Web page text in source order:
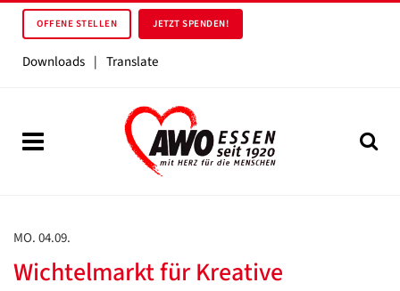
OFFENE STELLEN JETZT SPENDEN!
Downloads | Translate
MO. 04.09.
Wichtelmarkt für Kreative